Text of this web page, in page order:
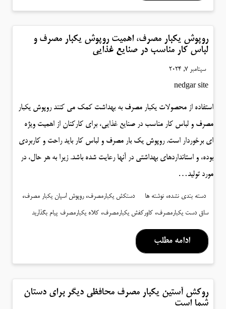
روپوش یکبار مصرف، اهمیت روپوش یکبار مصرف و
لباس کار مناسب در صنایع غذایی
سپتامبر 7, 2024
nedgar site
استفاده از محصولات یکبار مصرف به بهداشت کمک می کنند روپوش یکبار
مصرف و لباس کار مناسب در صنایع غذایی، برای کارکنان از اهمیت ویژه
ای برخوردار است. روپوش یک بار مصرف و لباس کار باید راحت و کاربردی
بوده، و استانداردهای بهداشتی در آنها رعایت شده باشد. زیرا به هر حال، در
مورد تولید…
دسته بندی نشده، نوشته ها دستکش یکبارمصرف،روپوش اسپان یکبار مصرف،
ساق دست یکبارمصرف، کاورکفش یکبارمصرف، کلاه یکبارمصرف پیام بگذارید
ادامه مطلب
روکش آستین یکبار مصرف محافظی دیگر برای دستان
شما است